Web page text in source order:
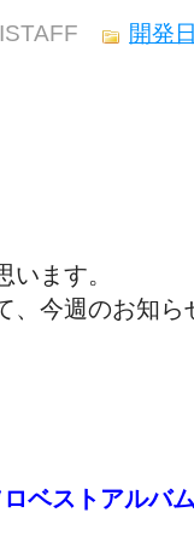
開発
ます。
、今週のお知
ベストアルバ